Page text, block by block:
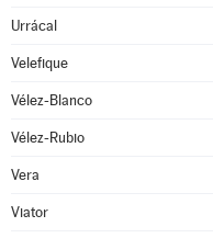
Urrácal
Velefique
Vélez-Blanco
Vélez-Rubio
Vera
Viator